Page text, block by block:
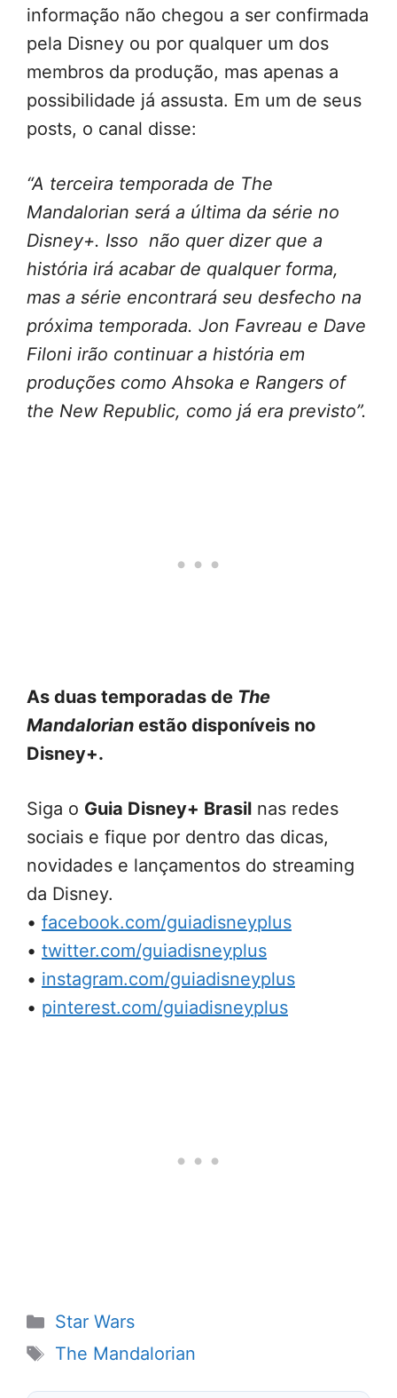
informação não chegou a ser confirmada
pela Disney ou por qualquer um dos
membros da produção, mas apenas a
possibilidade já assusta. Em um de seus
posts, o canal disse:
“A terceira temporada de The
Mandalorian será a última da série no
Disney+. Isso não quer dizer que a
história irá acabar de qualquer forma,
mas a série encontrará seu desfecho na
próxima temporada. Jon Favreau e Dave
Filoni irão continuar a história em
produções como Ahsoka e Rangers of
the New Republic, como já era previsto”.
As duas temporadas de The
Mandalorian estão disponíveis no
Disney+.
Siga o Guia Disney+ Brasil nas redes
sociais e fique por dentro das dicas,
novidades e lançamentos do streaming
da Disney.
• facebook.com/guiadisneyplus
• twitter.com/guiadisneyplus
• instagram.com/guiadisneyplus
• pinterest.com/guiadisneyplus
Categorias
Star Wars
Tags
The Mandalorian